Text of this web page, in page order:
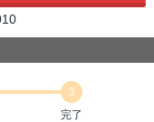
3
完了